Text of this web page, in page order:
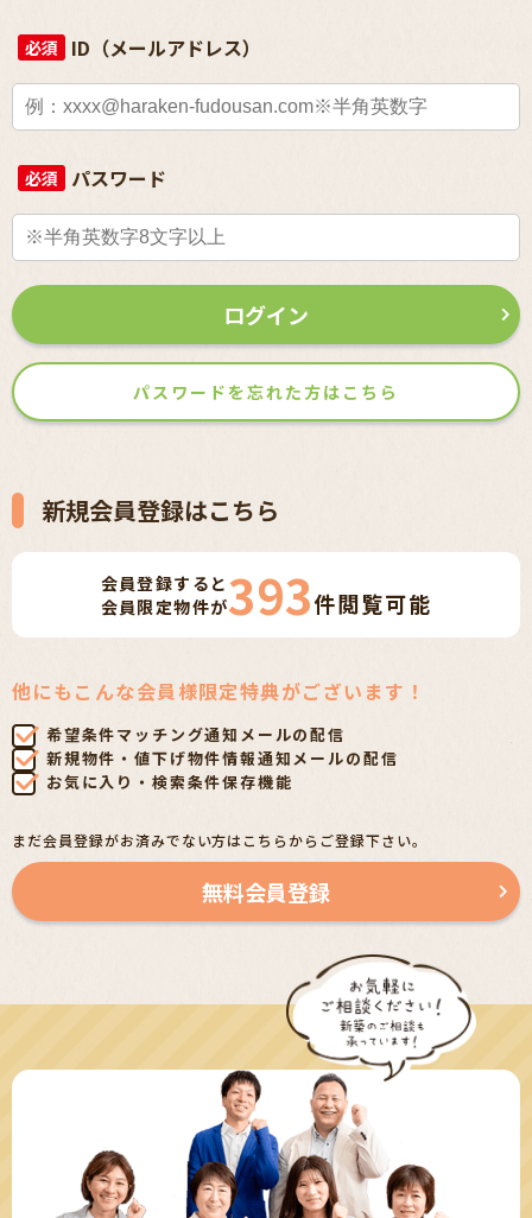
必須 ID（メールアドレス）
必須 パスワード
ログイン
パスワードを忘れた方はこちら
新規会員登録はこちら
会員登録すると
会員限定物件が393件閲覧可能
他にもこんな会員様限定特典がございます！
希望条件マッチング通知メールの配信
新規物件・値下げ物件情報通知メールの配信
お気に入り・検索条件保存機能
まだ会員登録がお済みでない方はこちらからご登録下さい。
無料会員登録